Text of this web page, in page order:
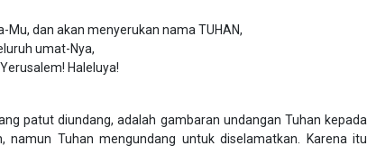
dan akan menyerukan nama TUHAN,
umat-Nya,
Haleluya!
patut diundang, adalah gambaran undangan Tuhan kepada
namun Tuhan mengundang untuk diselamatkan. Karena itu